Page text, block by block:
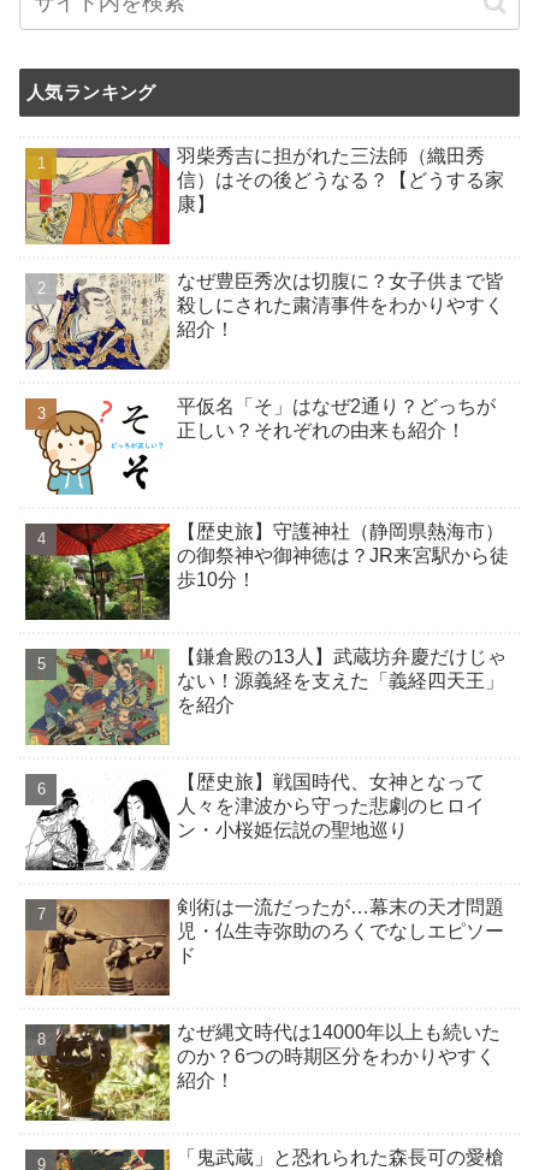
人気ランキング
羽柴秀吉に担がれた三法師（織田秀
信）はその後どうなる？【どうする家
康】
なぜ豊臣秀次は切腹に？女子供まで皆
殺しにされた粛清事件をわかりやすく
紹介！
平仮名「そ」はなぜ2通り？どっちが
正しい？それぞれの由来も紹介！
【歴史旅】守護神社（静岡県熱海市）
の御祭神や御神徳は？JR来宮駅から徒
歩10分！
【鎌倉殿の13人】武蔵坊弁慶だけじゃ
ない！源義経を支えた「義経四天王」
を紹介
【歴史旅】戦国時代、女神となって
人々を津波から守った悲劇のヒロイ
ン・小桜姫伝説の聖地巡り
剣術は一流だったが…幕末の天才問題
児・仏生寺弥助のろくでなしエピソー
ド
なぜ縄文時代は14000年以上も続いた
のか？6つの時期区分をわかりやすく
紹介！
「鬼武蔵」と恐れられた森長可の愛槍